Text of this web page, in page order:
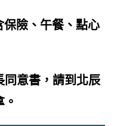
險、午餐、點心
同意書，請到北辰